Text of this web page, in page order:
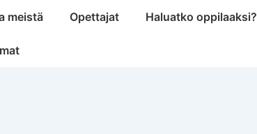
meistä Opettajat Haluatko oppilaaksi?